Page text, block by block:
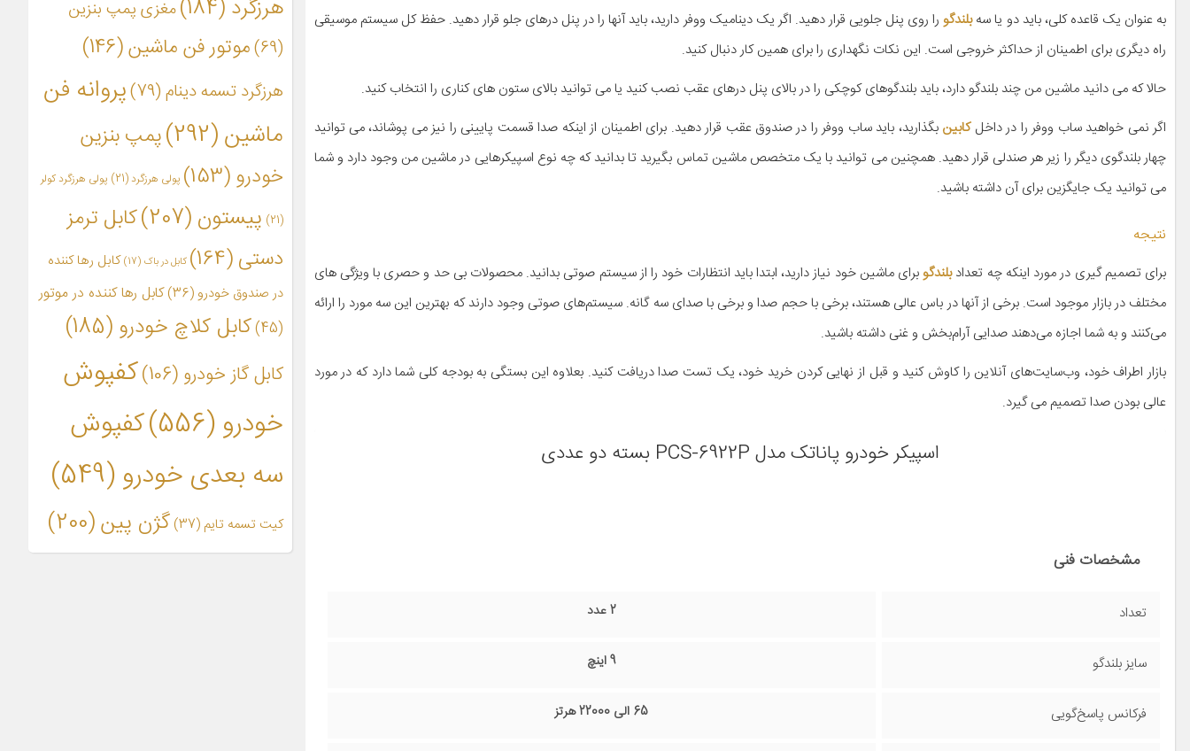
به عنوان یک قاعده کلی، باید دو یا سهبلندگورا روی پنل جلویی قرار دهید. اگر یک دینامیک ووفر دارید، باید آنها را در پنل درهای جلو قرار دهید. حفظ کل سیستم موسیقی
راه دیگری برای اطمینان از حداکثر خروجی است. این نکات نگهداری را برای همین کار دنبال کنید.
حالا که می دانید ماشین من چند بلندگو دارد، باید بلندگوهای کوچکی را در بالای پنل درهای عقب نصب کنید یا می توانید بالای ستون های کناری را انتخاب کنید.
اگر نمی خواهید ساب ووفر را در داخلکابین بگذارید، باید ساب ووفر را در صندوق عقب قرار دهید. برای اطمینان از اینکه صدا قسمت پایینی را نیز می پوشاند، می توانید
چهار بلندگوی دیگر را زیر هر صندلی قرار دهید. همچنین می توانید با یک متخصص ماشین تماس بگیرید تا بدانید که چه نوع اسپیکرهایی در ماشین من وجود دارد و شما
می توانید یک جایگزین برای آن داشته باشید.
نتیجه
برای تصمیم گیری در مورد اینکه چه تعدادبلندگوبرای ماشین خود نیاز دارید، ابتدا باید انتظارات خود را از سیستم صوتی بدانید. محصولات بی حد و حصری با ویژگی های
مختلف در بازار موجود است. برخی از آنها در باس عالی هستند، برخی با حجم صدا و برخی با صدای سه گانه. سیستم‌های صوتی وجود دارند که بهترین این سه مورد را ارائه
می‌کنند و به شما اجازه می‌دهند صدایی آرام‌بخش و غنی داشته باشید.
بازار اطراف خود، وب‌سایت‌های آنلاین را کاوش کنید و قبل از نهایی کردن خرید خود، یک تست صدا دریافت کنید. بعلاوه این بستگی به بودجه کلی شما دارد که در مورد
عالی بودن صدا تصمیم می گیرد.
اسپیکر خودرو پاناتک مدل PCS-6922P بسته دو عددی
مشخصات فنی
تعداد
سایز بلندگو
فرکانس پاسخ‌گویی
2 عدد
9 اینچ
65 الی 22000 هرتز
هرزگرد (184)
مغزی پمپ بنزین
(69)
موتور فن ماشین(146)
هرزگرد تسمه دینام(79)
پروانه فن
ماشین(292)
پمپ بنزین
خودرو(153) پولی هرزگرد(21) پولی هرزگرد کولر
(21) پیستون (207)
کابل ترمز
دستی(164) کابل در باک (17)
کابل رها کننده
در صندوق خودرو (36)
کابل رها کننده در موتور
(45)
کابل کلاچ خودرو (185)
کابل گاز خودرو (106)
کفپوش
خودرو(556)
کفپوش
سه بعدی خودرو(549)
کیت تسمه تایم (37) گژن پین(200)